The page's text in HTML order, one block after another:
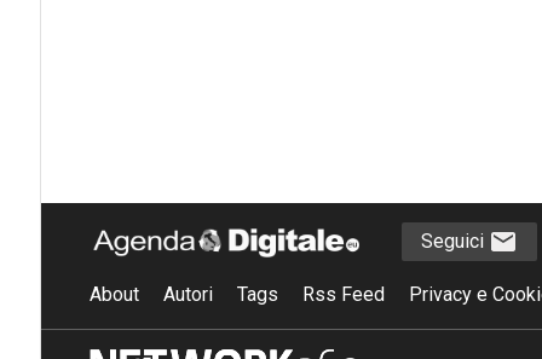
Seguici
About Autori Tags Rss Feed Privacy e